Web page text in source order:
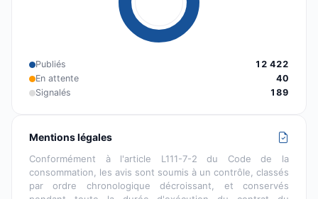
Publiés
12 422
En attente
40
Signalés
189
Mentions légales
Conformément à l'article L111-7-2 du Code de la
consommation, les avis sont soumis à un contrôle, classés
par ordre chronologique décroissant, et conservés